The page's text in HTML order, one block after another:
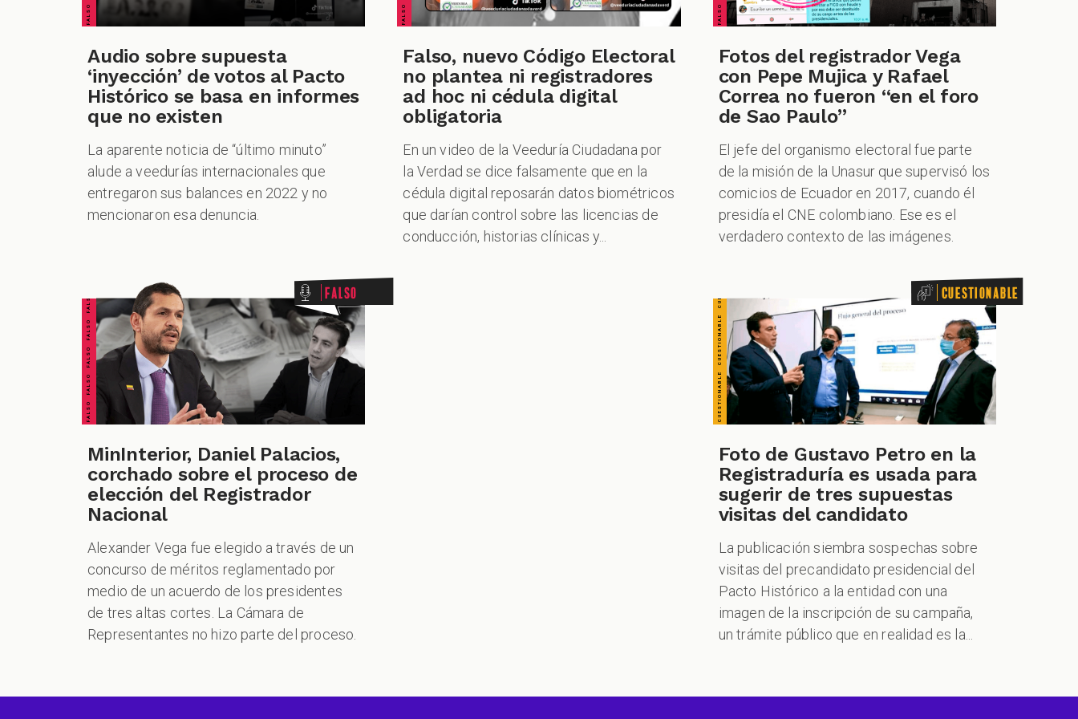
Audio sobre supuesta
‘inyección’ de votos al Pacto
Histórico se basa en informes
que no existen
La aparente noticia de “último minuto”
alude a veedurías internacionales que
entregaron sus balances en 2022 y no
mencionaron esa denuncia.
Falso, nuevo Código Electoral
no plantea ni registradores
ad hoc ni cédula digital
obligatoria
En un video de la Veeduría Ciudadana por
la Verdad se dice falsamente que en la
cédula digital reposarán datos biométricos
que darían control sobre las licencias de
conducción, historias clínicas y...
Fotos del registrador Vega
con Pepe Mujica y Rafael
Correa no fueron “en el foro
de Sao Paulo”
El jefe del organismo electoral fue parte
de la misión de la Unasur que supervisó los
comicios de Ecuador en 2017, cuando él
presidía el CNE colombiano. Ese es el
verdadero contexto de las imágenes.
FALSO FALSO FALSO FALSO FALSO FALSO FALSO Falso
MinInterior, Daniel Palacios,
corchado sobre el proceso de
elección del Registrador
Nacional
Alexander Vega fue elegido a través de un
concurso de méritos reglamentado por
medio de un acuerdo de los presidentes
de tres altas cortes. La Cámara de
Representantes no hizo parte del proceso.
CUESTIONABLE CUESTIONABLE CUESTIONABLE CUESTIONABLE CUESTIONABLE CUESTIONABLE CUESTIONABLE Cuestionable
Foto de Gustavo Petro en la
Registraduría es usada para
sugerir de tres supuestas
visitas del candidato
La publicación siembra sospechas sobre
visitas del precandidato presidencial del
Pacto Histórico a la entidad con una
imagen de la inscripción de su campaña,
un trámite público que en realidad es la...